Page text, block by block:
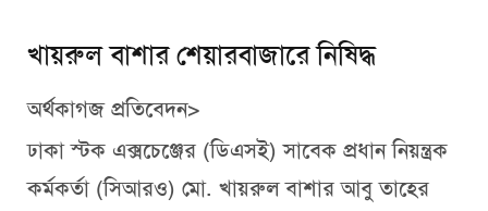
খায়রুল বাশার শেয়ারবাজারে নিষিদ্ধ
অর্থকাগজ প্রতিবেদন>
ঢাকা স্টক এক্সচেঞ্জের (ডিএসই) সাবেক প্রধান নিয়ন্ত্রক
কর্মকর্তা (সিআরও) মো. খায়রুল বাশার আবু তাহের